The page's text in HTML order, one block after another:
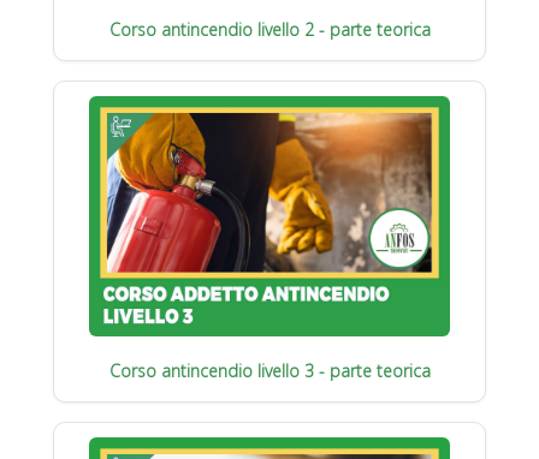
Corso antincendio livello 2 - parte teorica
Corso antincendio livello 3 - parte teorica